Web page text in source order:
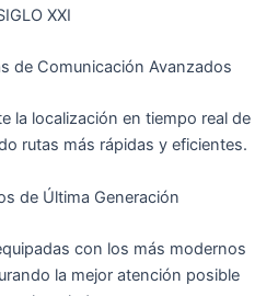
XXI
de Comunicación Avanzados
la localización en tiempo real de
rutas más rápidas y eficientes.
de Última Generación
con los más modernos
la mejor atención posible